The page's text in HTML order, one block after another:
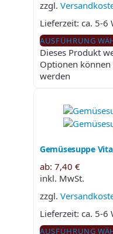
zzgl.
Lieferzeit: ca. 5-6
AUSFÜHRUNG
Dieses Produkt
Optionen
werden
Gemüsesuppe
ab: 7,40 €
inkl. MwSt.
zzgl.
Lieferzeit: ca. 5-6
AUSFÜHRUNG